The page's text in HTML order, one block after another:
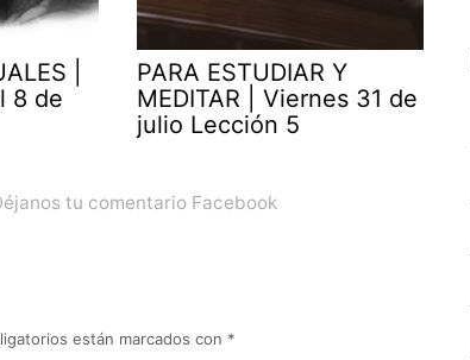
|
8 de
PARA ESTUDIAR Y
MEDITAR | Viernes 31 de
julio Lección 5
tu comentario Facebook
están marcados con *